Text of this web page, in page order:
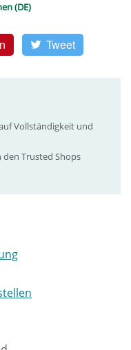
(DE)
Tweet
Vollständigkeit und
Trusted Shops